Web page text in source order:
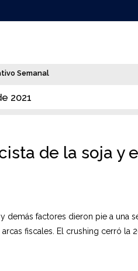
Semanal
2021
de la soja y
demás factores dieron pie a una
fiscales. El crushing cerró la